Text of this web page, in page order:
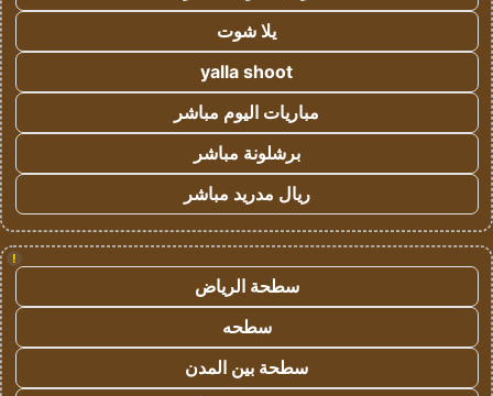
يلا شوت
yalla shoot
مباريات اليوم مباشر
برشلونة مباشر
ريال مدريد مباشر
!
سطحة الرياض
سطحه
سطحة بين المدن